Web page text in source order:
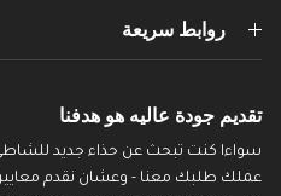
روابط سريعة
تقديم جودة عاليه هو هدفنا
سواءا كنت تبحث عن حذاء جديد
عملك طلبك معنا - وعشان نقدم معايير